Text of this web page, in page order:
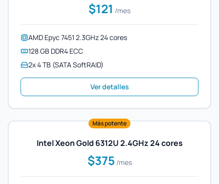
$121 /mes
AMD Epyc 7451 2.3GHz 24 cores
128 GB DDR4 ECC
2x 4 TB (SATA SoftRAID)
Ver detalles
Más potente
Intel Xeon Gold 6312U 2.4GHz 24 cores
$375 /mes